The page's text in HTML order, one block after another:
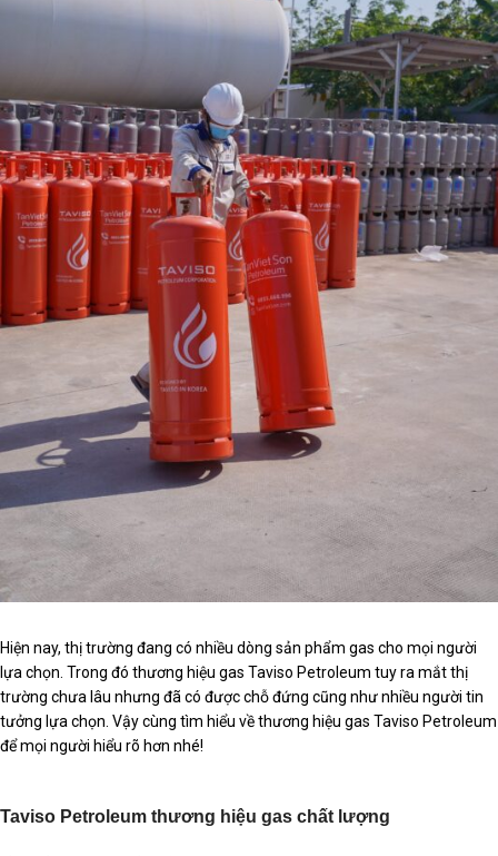
Hiện nay, thị trường đang có nhiều dòng sản phẩm gas cho mọi người
lựa chọn. Trong đó thương hiệu gas Taviso Petroleum tuy ra mắt thị
trường chưa lâu nhưng đã có được chỗ đứng cũng như nhiều người tin
tưởng lựa chọn. Vậy cùng tìm hiểu về thương hiệu gas Taviso Petroleum
để mọi người hiểu rõ hơn nhé!
Taviso Petroleum thương hiệu gas chất lượng